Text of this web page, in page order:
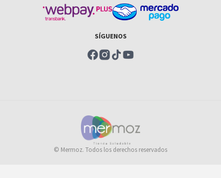
SÍGUENOS
© Mermoz. Todos los derechos reservados